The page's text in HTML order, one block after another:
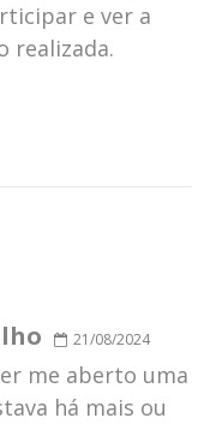
e ver a
realizada.
21/08/2024
me aberto uma
há mais ou